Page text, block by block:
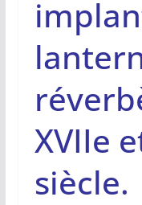
XVIIe
siècle.